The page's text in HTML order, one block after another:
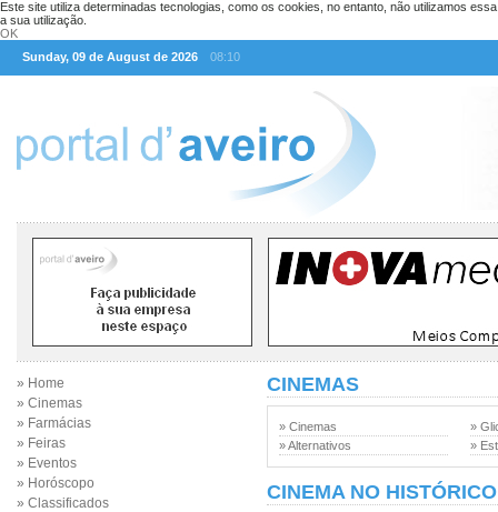
Este site utiliza determinadas tecnologias, como os cookies, no entanto, não utilizamos
a sua utilização.
OK
Sunday, 09 de August de 2026
08:10
» Home
» Cinemas
» Farmácias
» Feiras
» Eventos
» Horóscopo
» Classificados
CINEMAS
» Cinemas
» Alternativos
»
»
CINEMA NO HISTÓRICO